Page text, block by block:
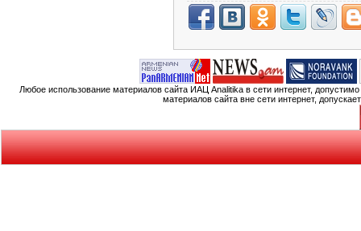
Любое использование материалов сайта ИАЦ Analitika в сети интернет,
материалов сайта вне сети интернет,